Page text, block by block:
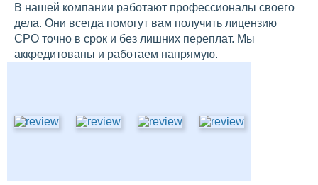
В нашей компании работают профессионалы своего
дела. Они всегда помогут вам получить лицензию
СРО точно в срок и без лишних переплат. Мы
аккредитованы и работаем напрямую.